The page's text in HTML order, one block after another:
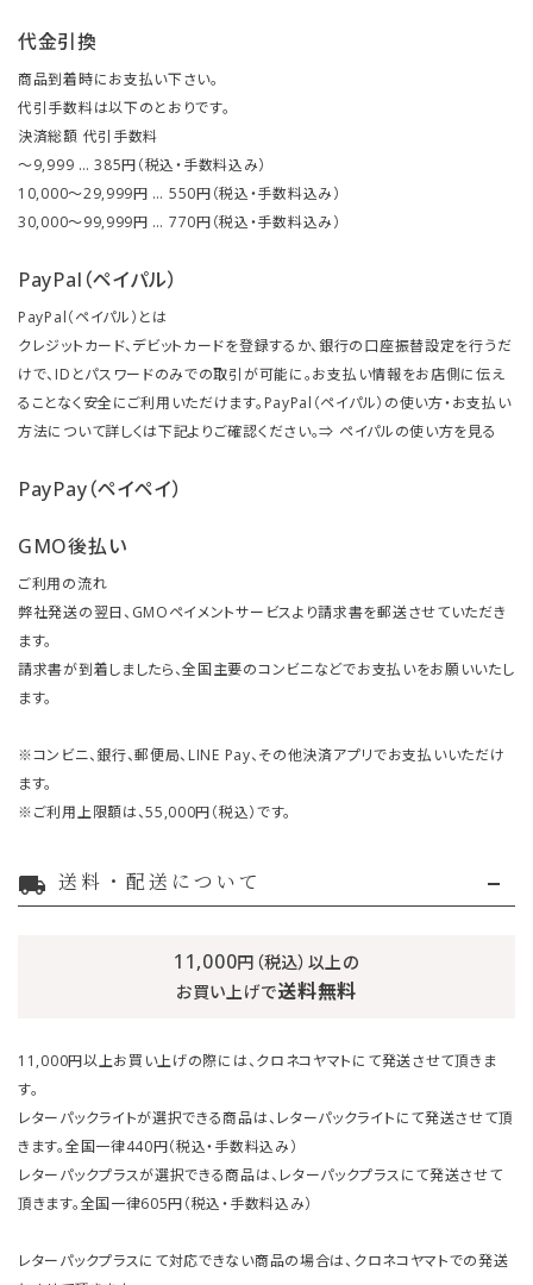
代金引換
商品到着時にお支払い下さい。
代引手数料は以下のとおりです。
決済総額 代引手数料
～9,999 … 385円（税込・手数料込み）
10,000～29,999円 … 550円（税込・手数料込み）
30,000～99,999円 … 770円（税込・手数料込み）
PayPal（ペイパル）
PayPal（ペイパル）とは
クレジットカード、デビットカードを登録するか、銀行の口座振替設定を行うだ
けで、IDとパスワードのみでの取引が可能に。お支払い情報をお店側に伝え
ることなく安全にご利用いただけます。PayPal（ペイパル）の使い方・お支払い
方法について詳しくは下記よりご確認ください。⇒ ペイパルの使い方を見る
PayPay（ペイペイ）
GMO後払い
ご利用の流れ
弊社発送の翌日、GMOペイメントサービスより請求書を郵送させていただき
ます。
請求書が到着しましたら、全国主要のコンビニなどでお支払いをお願いいたし
ます。
※コンビニ、銀行、郵便局、LINE Pay、その他決済アプリでお支払いいただけ
ます。
※ご利用上限額は、55,000円（税込）です。
local_shipping 送料・配送について
11,000円（税込）以上の
お買い上げで送料無料
11,000円以上お買い上げの際には、クロネコヤマトにて発送させて頂きま
す。
レターパックライトが選択できる商品は、レターパックライトにて発送させて頂
きます。全国一律440円（税込・手数料込み）
レターパックプラスが選択できる商品は、レターパックプラスにて発送させて
頂きます。全国一律605円（税込・手数料込み）
レターパックプラスにて対応できない商品の場合は、クロネコヤマトでの発送